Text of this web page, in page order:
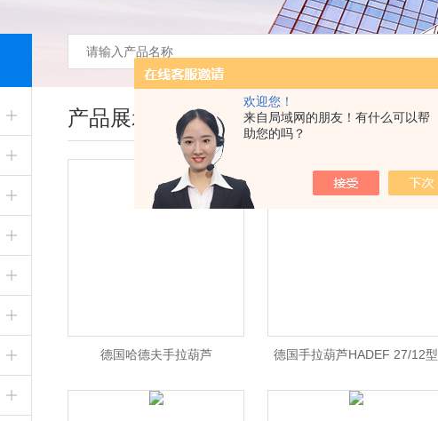
欢迎您！
来自局域网的朋友！有什么可以帮
助您的吗？
产品展示
德国哈德夫手拉葫芦 德国手拉葫芦HADEF 27/12型